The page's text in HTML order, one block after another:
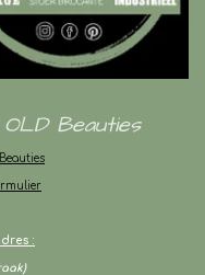
Beauties
: